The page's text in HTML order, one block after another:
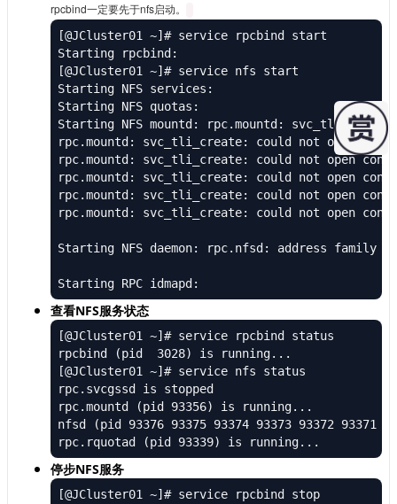
rpcbind一定要先于nfs启动。
[@JCluster01 ~]# service rpcbind start
Starting rpcbind:
[@JCluster01 ~]# service nfs start
Starting NFS services:
Starting NFS quotas:
Starting NFS mountd: rpc.mountd:
rpc.mountd: svc_tli_create: could not open
rpc.mountd: svc_tli_create: could not open
rpc.mountd: svc_tli_create: could not open
rpc.mountd: svc_tli_create: could not open
rpc.mountd: svc_tli_create: could not open
Starting NFS daemon: rpc.nfsd: address family
Starting RPC idmapd:
查看NFS服务状态
[@JCluster01 ~]# service rpcbind status
rpcbind (pid  3028) is running...
[@JCluster01 ~]# service nfs status
rpc.svcgssd is stopped
rpc.mountd (pid 93356) is running...
nfsd (pid 93376 93375 93374 93373 93372 93371
rpc.rquotad (pid 93339) is running...
停步NFS服务
[@JCluster01 ~]# service rpcbind stop